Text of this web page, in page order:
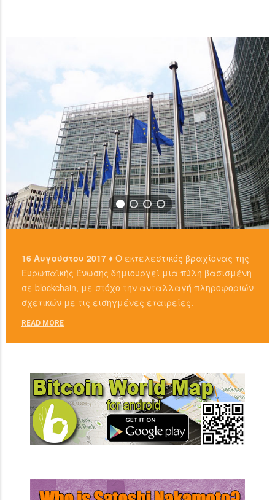
READ MORE
16 Αυγούστου 2017 ♦ Ο εκτελεστικός βραχίονας της
Ευρωπαϊκής Ένωσης δημιουργεί μια πύλη βασισμένη
σε blockchain, με στόχο την ανταλλαγή πληροφοριών
σχετικών με τις εισηγμένες εταιρείες.
READ MORE